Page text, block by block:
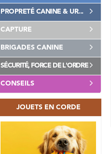
PROPRETÉ CANINE & UR...
CAPTURE
BRIGADES CANINE
SÉCURITÉ, FORCE DE L'ORDRE
CONSEILS
JOUETS EN CORDE